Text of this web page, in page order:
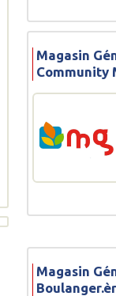
Magasin
Community
Magasin